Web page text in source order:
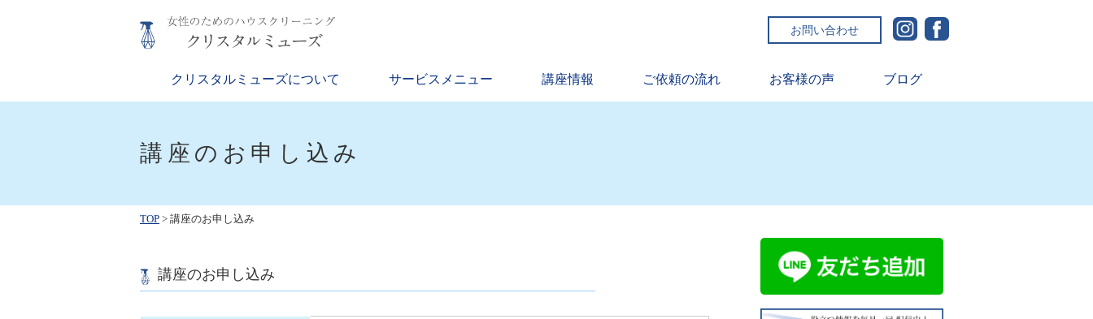
お問い合わせ
クリスタルミューズについて サービスメニュー 講座情報 ご依頼の流れ お客様の声 ブログ
講座のお申し込み
TOP > 講座のお申し込み
講座のお申し込み